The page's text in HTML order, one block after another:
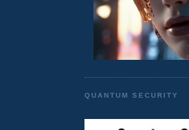
QUANTUM SECURITY